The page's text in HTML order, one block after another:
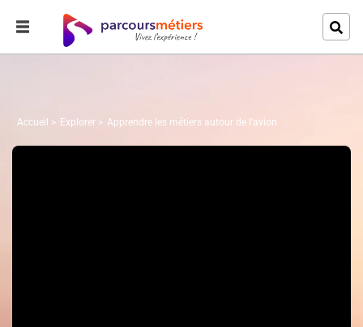
Accueil Explorer Apprendre les métiers autour de l'avion